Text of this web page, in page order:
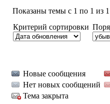
Показаны темы с 1 по 1 из 1
Критерий сортировки
Новые сообщения
Нет новых сообщений
Тема закрыта